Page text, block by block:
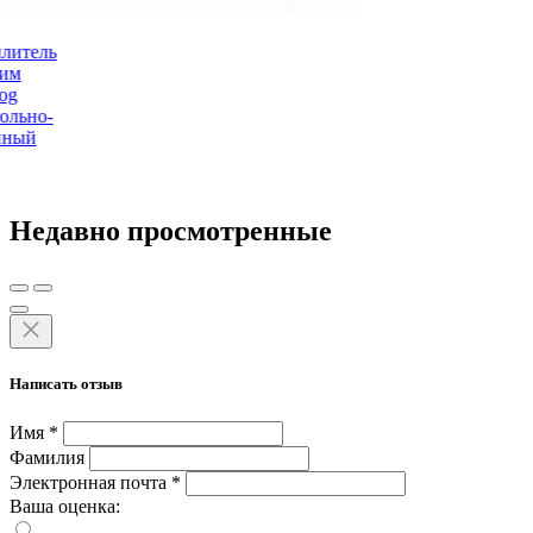
Недавно просмотренные
Написать отзыв
Имя *
Фамилия
Электронная почта *
Ваша оценка: